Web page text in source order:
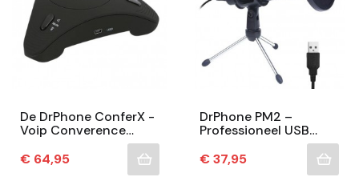
De DrPhone ConferX -
Voip Converence
Speaker - Conferentie
Speaker - Vergaderen
- Hi-Fi...
Prijs
€ 64,95
DrPhone PM2 –
Professioneel USB
Condensor –Tripod
Standaard – Geschikt
Prijs
€ 37,95